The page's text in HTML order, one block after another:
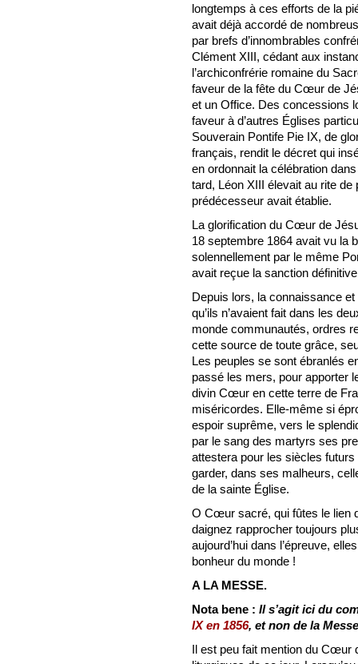
longtemps à ces efforts de la
avait déjà accordé de
par brefs d’innombrables
Clément XIII, cédant aux
l’archiconfrérie romaine du
faveur de la fête du Cœur de
et un Office. Des concessions
faveur à d’autres Églises
Souverain Pontife Pie IX, de
français, rendit le décret qui
en ordonnait la célébration
tard, Léon XIII élevait au rite
prédécesseur avait établie.
La glorification du Cœur de
18 septembre 1864 avait vu la
solennellement par le même
avait reçue la sanction
Depuis lors, la connaissance
qu’ils n’avaient fait dans les
monde communautés, ordres
cette source de toute grâce,
Les peuples se sont ébranlés
passé les mers, pour apporter
divin Cœur en cette terre de
miséricordes. Elle-même si
espoir suprême, vers le
par le sang des martyrs ses
attestera pour les siècles futurs
garder, dans ses malheurs,
de la sainte Église.
O Cœur sacré, qui fûtes le lien
daignez rapprocher toujours
aujourd’hui dans l’épreuve,
bonheur du monde !
A LA MESSE.
Nota bene : Il s’agit ici du
IX en 1856, et non de la
Il est peu fait mention du Cœur